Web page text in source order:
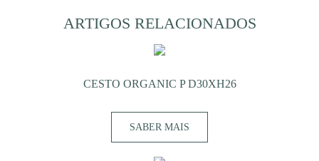
ARTIGOS RELACIONADOS
CESTO ORGANIC P D30XH26
SABER MAIS